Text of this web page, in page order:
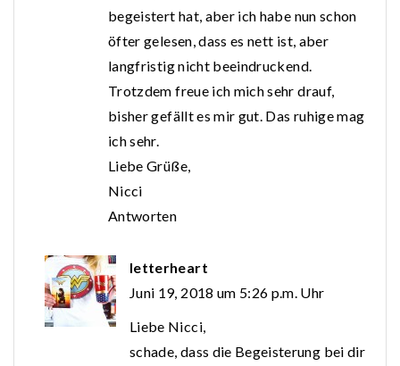
begeistert hat, aber ich habe nun schon
öfter gelesen, dass es nett ist, aber
langfristig nicht beeindruckend.
Trotzdem freue ich mich sehr drauf,
bisher gefällt es mir gut. Das ruhige mag
ich sehr.
Liebe Grüße,
Nicci
Antworten
letterheart
Juni 19, 2018 um 5:26 p.m. Uhr
Liebe Nicci,
schade, dass die Begeisterung bei dir